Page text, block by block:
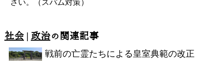
さい。（スパム対策）
社会| 政治の関連記事
戦前の亡霊たちによる皇室典範の改正